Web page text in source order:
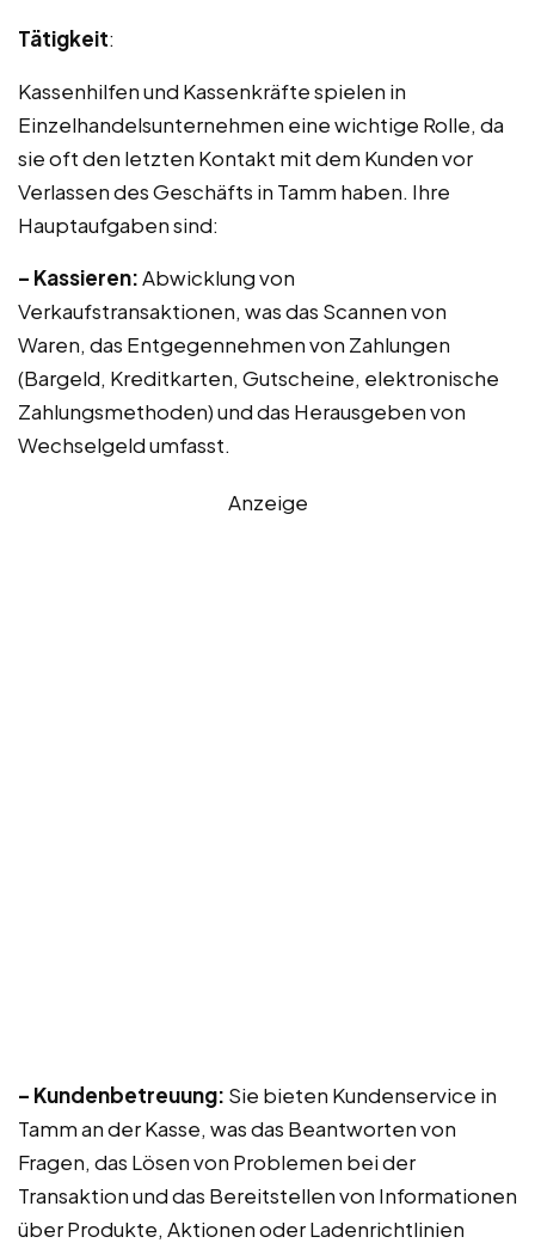
Tätigkeit:
Kassenhilfen und Kassenkräfte spielen in
Einzelhandelsunternehmen eine wichtige Rolle, da
sie oft den letzten Kontakt mit dem Kunden vor
Verlassen des Geschäfts in Tamm haben. Ihre
Hauptaufgaben sind:
– Kassieren:Abwicklung von
Verkaufstransaktionen, was das Scannen von
Waren, das Entgegennehmen von Zahlungen
(Bargeld, Kreditkarten, Gutscheine, elektronische
Zahlungsmethoden) und das Herausgeben von
Wechselgeld umfasst.
Anzeige
– Kundenbetreuung: Sie bieten Kundenservice in
Tamm an der Kasse, was das Beantworten von
Fragen, das Lösen von Problemen bei der
Transaktion und das Bereitstellen von Informationen
über Produkte, Aktionen oder Ladenrichtlinien